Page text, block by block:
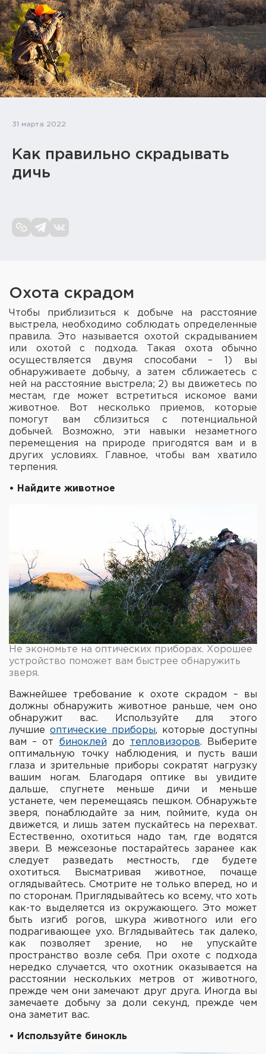
Тактическое снаряжение
Высокоточная стрельба
Спортивная стрельба
Пневматика
Инструмент для заточки
Кейсы и ящики для патронов и
снаряжения
устройства
Охотничье снаряжение
Ремни, патронташи и подсумки
Фонари и ЛЦУ
Туристическое снаряжение
Инструменты
Опоры и станки для оружия
Термосы, термосумки, бутылки
Холодная пристрелка оружия
Оружейные шкафы и сейфы
Чехлы и кейсы
Релоадинг
Сигнальные средства
Аксессуары
Комплекты
31 марта 2022
Как правильно скрадывать
дичь
Охота скрадом
Чтобы приблизиться к добыче на расстояние
выстрела, необходимо соблюдать определенные
правила. Это называется охотой скрадыванием
или охотой с подхода. Такая охота обычно
осуществляется двумя способами – 1) вы
обнаруживаете добычу, а затем сближаетесь с
ней на расстояние выстрела; 2) вы движетесь по
местам, где может встретиться искомое вами
животное. Вот несколько приемов, которые
помогут вам сблизиться с потенциальной
добычей. Возможно, эти навыки незаметного
перемещения на природе пригодятся вам и в
других условиях. Главное, чтобы вам хватило
терпения.
• Найдите животное
Не экономьте на оптических приборах. Хорошее
устройство поможет вам быстрее обнаружить
зверя.
Важнейшее требование к охоте скрадом – вы
должны обнаружить животное раньше, чем оно
обнаружит вас. Используйте для этого
лучшие оптические приборы, которые доступны
вам – от биноклей до тепловизоров. Выберите
оптимальную точку наблюдения, и пусть ваши
глаза и зрительные приборы сократят нагрузку
вашим ногам. Благодаря оптике вы увидите
дальше, спугнете меньше дичи и меньше
устанете, чем перемещаясь пешком. Обнаружьте
зверя, понаблюдайте за ним, поймите, куда он
движется, и лишь затем пускайтесь на перехват.
Естественно, охотиться надо там, где водятся
звери. В межсезонье постарайтесь заранее как
следует разведать местность, где будете
охотиться. Высматривая животное, почаще
оглядывайтесь. Смотрите не только вперед, но и
по сторонам. Приглядывайтесь ко всему, что хоть
как-то выделяется из окружающего. Это может
быть изгиб рогов, шкура животного или его
подрагивающее ухо. Вглядывайтесь так далеко,
как позволяет зрение, но не упускайте
пространство возле себя. При охоте с подхода
нередко случается, что охотник оказывается на
расстоянии нескольких метров от животного,
прежде чем они замечают друг друга. Иногда вы
замечаете добычу за доли секунд, прежде чем
она заметит вас.
• Используйте бинокль